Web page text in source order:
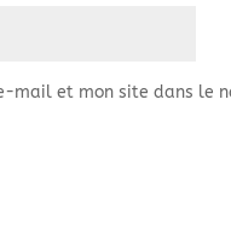
mail et mon site dans le